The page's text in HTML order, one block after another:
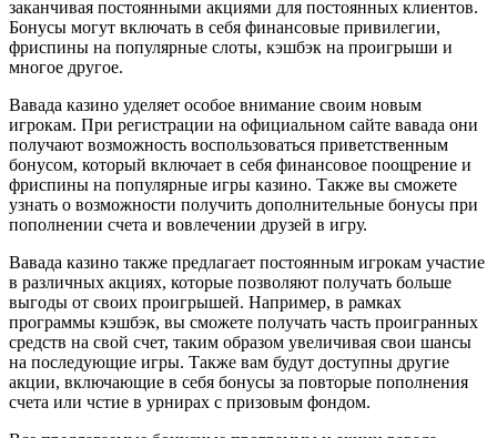
заканчивая постоянными акциями для постоянных клиентов.
Бонусы могут включать в себя финансовые привилегии,
фриспины на популярные слоты, кэшбэк на проигрыши и
многое другое.
Вавада казино уделяет особое внимание своим новым
игрокам. При регистрации на официальном сайте вавада они
получают возможность воспользоваться приветственным
бонусом, который включает в себя финансовое поощрение и
фриспины на популярные игры казино. Также вы сможете
узнать о возможности получить дополнительные бонусы при
пополнении счета и вовлечении друзей в игру.
Вавада казино также предлагает постоянным игрокам участие
в различных акциях, которые позволяют получать больше
выгоды от своих проигрышей. Например, в рамках
программы кэшбэк, вы сможете получать часть проигранных
средств на свой счет, таким образом увеличивая свои шансы
на последующие игры. Также вам будут доступны другие
акции, включающие в себя бонусы за повторые пополнения
счета или чстие в урнирах с призовым фондом.